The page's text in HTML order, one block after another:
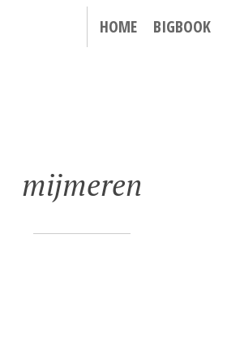
HOME BIGBOOK
mijmeren